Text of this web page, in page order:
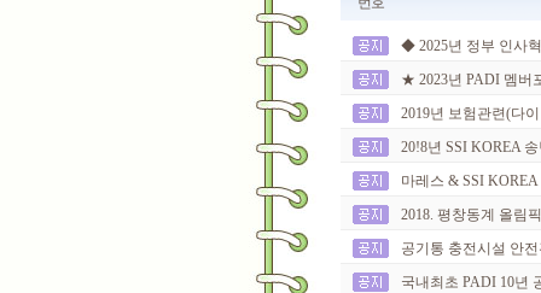
◆ 2025년 정부 인사
★ 2023년 PADI 멤버
2019년 보험관련(다
20!8년 SSI KOREA
마레스 & SSI
2018. 평창동계 올림
공기통 충전시설 안
국내최초 PADI 10년